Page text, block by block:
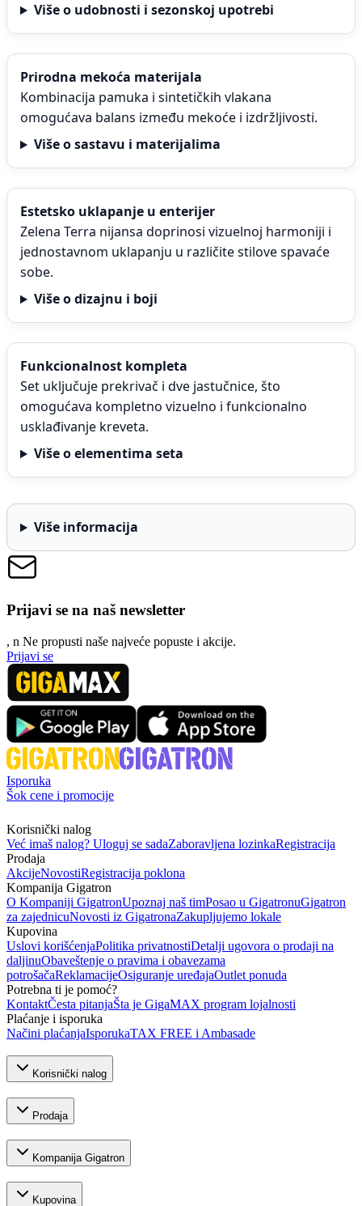
Više o udobnosti i sezonskoj upotrebi
Prirodna mekoća materijala
Kombinacija pamuka i sintetičkih vlakana
omogućava balans između mekoće i izdržljivosti.
Više o sastavu i materijalima
Estetsko uklapanje u enterijer
Zelena Terra nijansa doprinosi vizuelnoj harmoniji i
jednostavnom uklapanju u različite stilove spavaće
sobe.
Više o dizajnu i boji
Funkcionalnost kompleta
Set uključuje prekrivač i dve jastučnice, što
omogućava kompletno vizuelno i funkcionalno
usklađivanje kreveta.
Više o elementima seta
Više informacija
Prijavi se na naš newsletter
, n Ne propusti naše najveće popuste i akcije.
Prijavi se
Isporuka
Šok cene i promocije
Korisnički nalog
Već imaš nalog? Uloguj se sadaZaboravljena lozinkaRegistracija
Prodaja
AkcijeNovostiRegistracija poklona
Kompanija Gigatron
O Kompaniji GigatronUpoznaj naš timPosao u GigatronuGigatron
za zajednicuNovosti iz GigatronaZakupljujemo lokale
Kupovina
Uslovi korišćenjaPolitika privatnostiDetalji ugovora o prodaji na
daljinuObaveštenje o pravima i obavezama
potrošačaReklamacijeOsiguranje uređajaOutlet ponuda
Potrebna ti je pomoć?
KontaktČesta pitanjaŠta je GigaMAX program lojalnosti
Plaćanje i isporuka
Načini plaćanjaIsporukaTAX FREE i Ambasade
Korisnički nalog
Prodaja
Kompanija Gigatron
Kupovina